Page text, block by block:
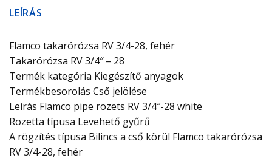
LEÍRÁS
Flamco takarórózsa RV 3/4-28, fehér
Takarórózsa RV 3/4″ – 28
Termék kategória Kiegészítő anyagok
Termékbesorolás Cső jelölése
Leírás Flamco pipe rozets RV 3/4″-28 white
Rozetta típusa Levehető gyűrű
A rögzítés típusa Bilincs a cső körül Flamco takarórózsa
RV 3/4-28, fehér